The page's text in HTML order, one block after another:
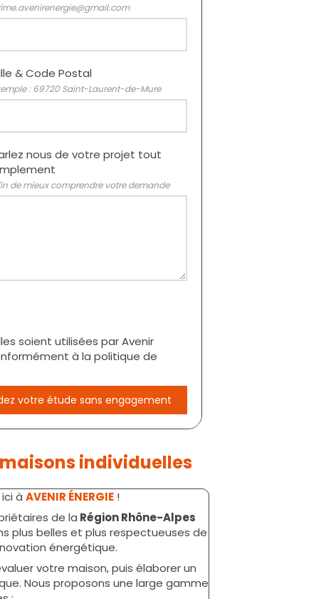
& Code Postal
: 69720 Saint-Laurent-de-Mure
nous de votre projet tout
de mieux comprendre votre demande
soient utilisées par Avenir
à la politique de
votre étude sans engagement
individuelles
à AVENIR ÉNERGIE!
de la Région Rhône-Alpes
plus belles et plus respectueuses de
énergétique.
votre maison, puis élaborer un
Nous proposons une large gamme